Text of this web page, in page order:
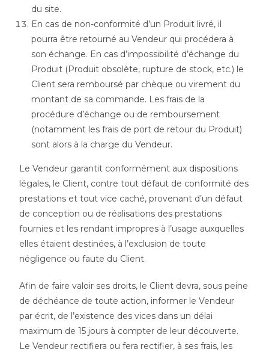
du site.
En cas de non-conformité d’un Produit livré, il
pourra être retourné au Vendeur qui procédera à
son échange. En cas d’impossibilité d’échange du
Produit (Produit obsolète, rupture de stock, etc.) le
Client sera remboursé par chèque ou virement du
montant de sa commande. Les frais de la
procédure d’échange ou de remboursement
(notamment les frais de port de retour du Produit)
sont alors à la charge du Vendeur.
Le Vendeur garantit conformément aux dispositions
légales, le Client, contre tout défaut de conformité des
prestations et tout vice caché, provenant d’un défaut
de conception ou de réalisations des prestations
fournies et les rendant impropres à l’usage auxquelles
elles étaient destinées, à l’exclusion de toute
négligence ou faute du Client.
Afin de faire valoir ses droits, le Client devra, sous peine
de déchéance de toute action, informer le Vendeur
par écrit, de l’existence des vices dans un délai
maximum de 15 jours à compter de leur découverte.
Le Vendeur rectifiera ou fera rectifier, à ses frais, les